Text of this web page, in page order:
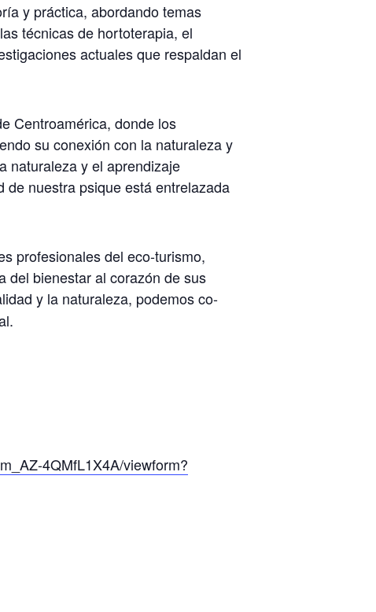
y práctica, abordando temas
técnicas de hortoterapia, el
actuales que respaldan el
Centroamérica, donde los
su conexión con la naturaleza y
naturaleza y el aprendizaje
nuestra psique está entrelazada
profesionales del eco-turismo,
del bienestar al corazón de sus
y la naturaleza, podemos co-
4QMfL1X4A/viewform?